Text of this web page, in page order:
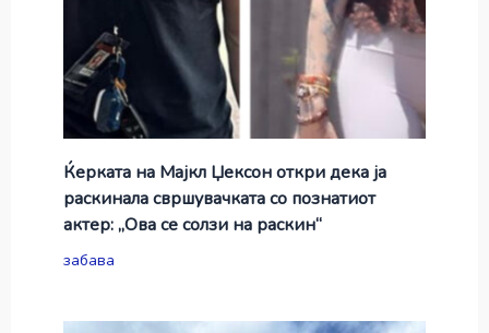
Ќерката на Мајкл Џексон откри дека ја
раскинала свршувачката со познатиот
актер: „Ова се солзи на раскин“
забава